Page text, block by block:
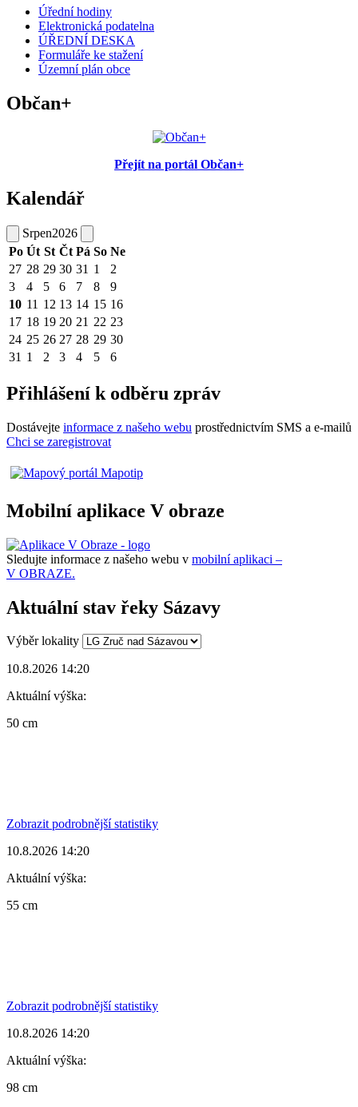
Úřední hodiny
Elektronická podatelna
ÚŘEDNÍ DESKA
Formuláře ke stažení
Územní plán obce
Občan+
Přejít na portál Občan+
Kalendář
Srpen2026
Po Út St Čt Pá So Ne
27 28 29 30 31 1
2
3
4 5 6 7 8
9
10 11 12 13 14 15 16
17 18 19 20 21 22 23
24 25 26 27 28 29 30
31 1 2 3 4 5 6
Přihlášení k odběru zpráv
Dostávejte informace z našeho webu prostřednictvím SMS a e-mailů
Chci se zaregistrovat
Mobilní aplikace V obraze
Sledujte informace z našeho webu v mobilní aplikaci –
V OBRAZE.
Aktuální stav řeky Sázavy
Výběr lokality
10.8.2026 14:20
Aktuální výška:
50 cm
Zobrazit podrobnější statistiky
10.8.2026 14:20
Aktuální výška:
55 cm
Zobrazit podrobnější statistiky
10.8.2026 14:20
Aktuální výška:
98 cm